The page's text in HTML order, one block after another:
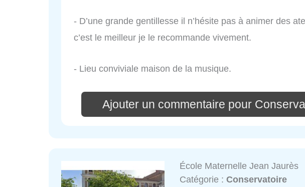
- D’une grande gentillesse il n’hésite pas à animer des
c’est le meilleur je le recommande vivement.
- Lieu conviviale maison de la musique.
Ajouter un commentaire pour
École Maternelle Jean Jaurès
Catégorie :Conservatoire